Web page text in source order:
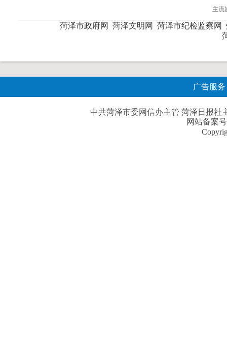
主流
菏泽市政府网 菏泽文明网 菏泽市纪检监察网
广告服务
中共菏泽市委网信办主管 菏泽日报社
网站备案